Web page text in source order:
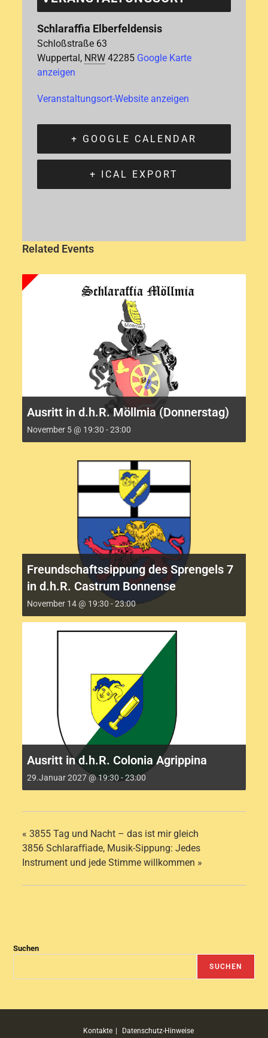
Schlaraffia Elberfeldensis
Schloßstraße 63
Wuppertal , NRW 42285 Google Karte
anzeigen
Veranstaltungsort-Website anzeigen
+ GOOGLE CALENDAR
+ ICAL EXPORT
Related Events
Ausritt in d.h.R. Möllmia (Donnerstag)
November 5 @ 19:30 -23:00
Freundschaftssippung des Sprengels 7
in d.h.R. Castrum Bonnense
November 14 @ 19:30 -23:00
Ausritt in d.h.R. Colonia Agrippina
29.Januar 2027 @ 19:30 -23:00
« 3855 Tag und Nacht – das ist mir gleich
3856 Schlaraﬃade, Musik-Sippung: Jedes
Instrument und jede Stimme willkommen »
Suchen
SUCHEN
Kontakte Datenschutz-Hinweise